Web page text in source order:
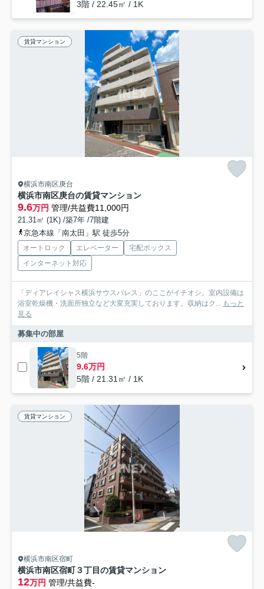
3階 / 22.45㎡ / 1K
賃貸マンション
横浜市南区庚台
横浜市南区庚台の賃貸マンション
9.6万円 管理/共益費11,000円
21.31㎡ (1K) /築7年 /7階建
京急本線「南太田」駅 徒歩5分
オートロック エレベーター
宅配ボックス
インターネット対応
「ディアレイシャス横浜サウスパレス」のここがイチオシ。室内設備は
浴室乾燥機・洗面所独立など大変充実しております。収納はク...
もっと
見る
募集中の部屋
5階
9.6万円
5階 / 21.31㎡ / 1K
賃貸マンション
横浜市南区宿町
横浜市南区宿町３丁目の賃貸マンション
12万円 管理/共益費-